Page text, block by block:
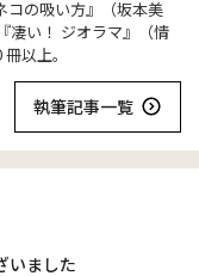
コの吸い方』（坂本美
凄い！ ジオラマ』（情
以上。
執筆記事一覧
いました